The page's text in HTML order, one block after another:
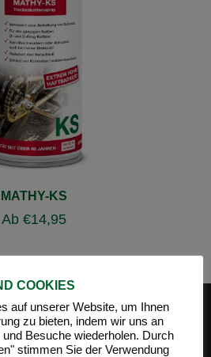
MATHY-KS
Ab €14,95
COOKIES
auf unserer Website, um Ihnen
zu bieten, indem wir uns an
und Besuche wiederholen. Durch
stimmen Sie der Verwendung